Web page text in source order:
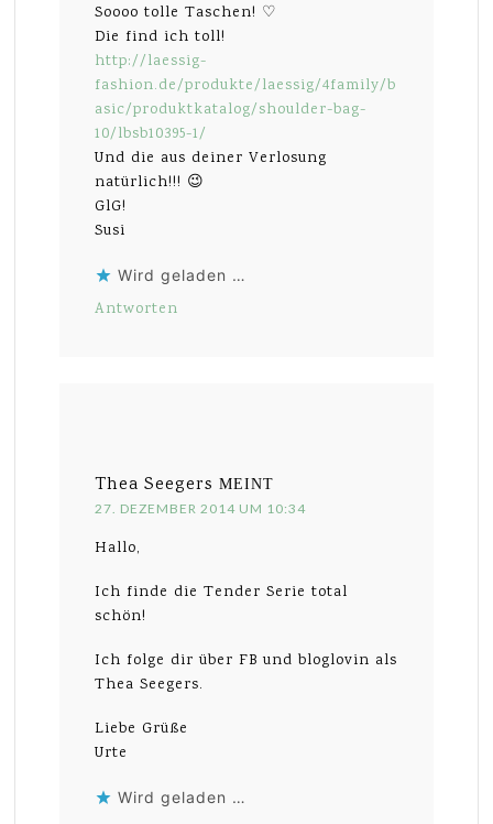
Soooo tolle Taschen! ♡
Die find ich toll!
http://laessig-
fashion.de/produkte/laessig/4family/b
asic/produktkatalog/shoulder-bag-
10/lbsb10395-1/
Und die aus deiner Verlosung
natürlich!!! 😉
GlG!
Susi
Wird geladen …
Antworten
Thea Seegers MEINT
27. DEZEMBER 2014 UM 10:34
Hallo,
Ich finde die Tender Serie total
schön!
Ich folge dir über FB und bloglovin als
Thea Seegers.
Liebe Grüße
Urte
Wird geladen …